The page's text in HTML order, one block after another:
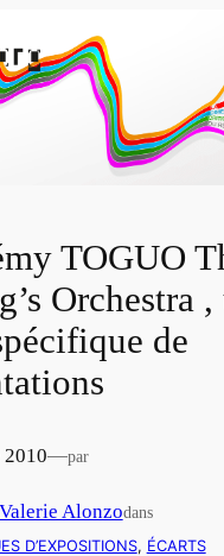
TOGUO
Orchestra ,
de
2010—par
Alonzodans
D’EXPOSITIONS, ÉCARTS